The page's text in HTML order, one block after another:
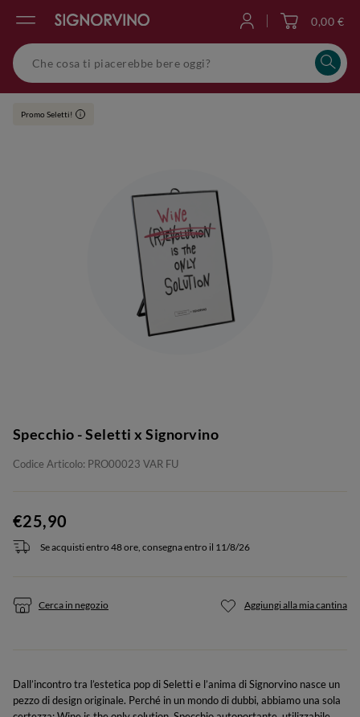
0,00 €
Promo Seletti! i
Specchio - Seletti x Signorvino
Codice Articolo: PRO00023 VAR FU
€25,90
Se acquisti entro 48 ore, consegna entro il 11/8/26
Cerca in negozio Aggiungi alla mia cantina
Dall’incontro tra l’estetica pop di Seletti e l’anima di Signorvino nasce un
pezzo di design originale. Perché in un mondo di dubbi, abbiamo una sola